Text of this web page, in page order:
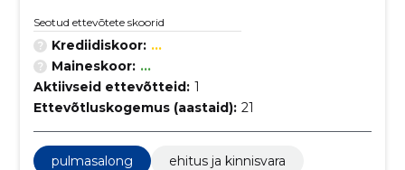
Seotud ettevõtete skoorid
Krediidiskoor: ...
Maineskoor: ...
Aktiivseid ettevõtteid: 1
Ettevõtluskogemus (aastaid): 21
pulmasalong
ehitus ja kinnisvara